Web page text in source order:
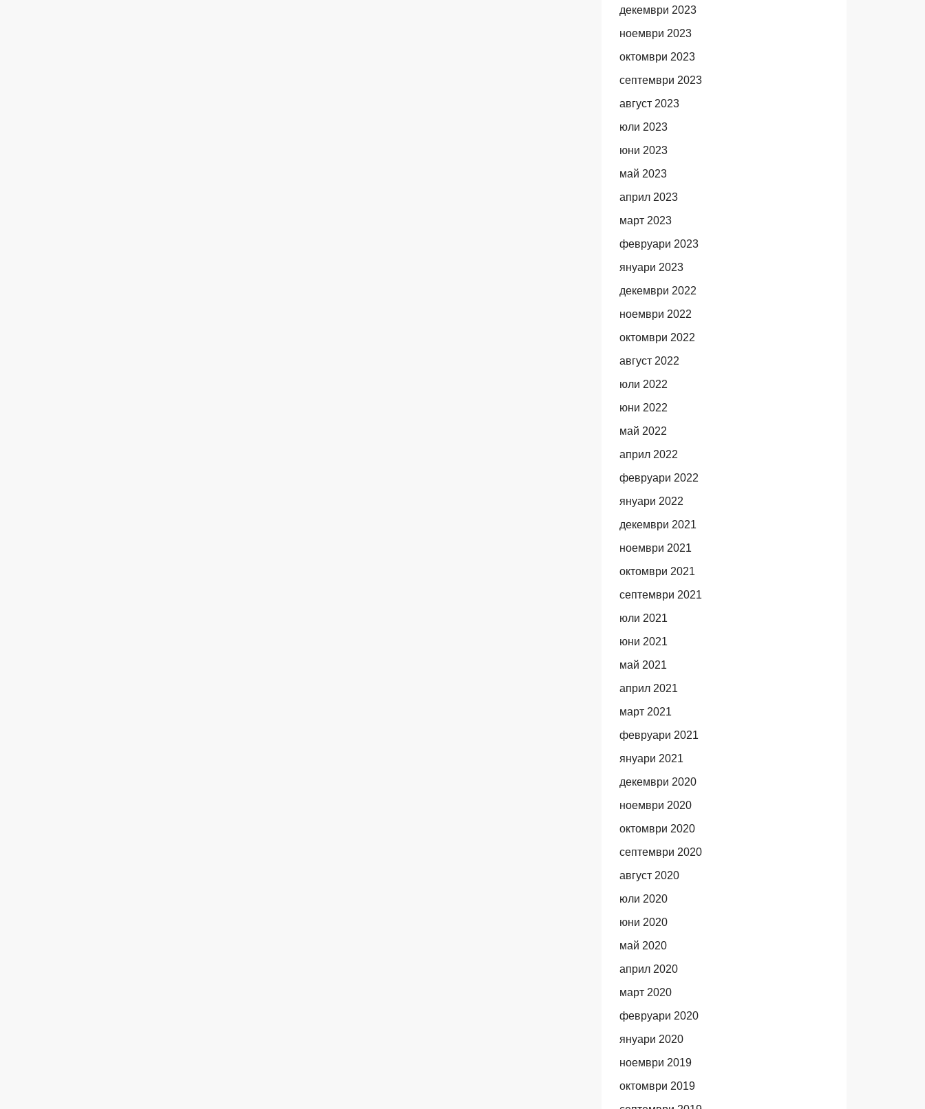
декември 2023
ноември 2023
октомври 2023
септември 2023
август 2023
юли 2023
юни 2023
май 2023
април 2023
март 2023
февруари 2023
януари 2023
декември 2022
ноември 2022
октомври 2022
август 2022
юли 2022
юни 2022
май 2022
април 2022
февруари 2022
януари 2022
декември 2021
ноември 2021
октомври 2021
септември 2021
юли 2021
юни 2021
май 2021
април 2021
март 2021
февруари 2021
януари 2021
декември 2020
ноември 2020
октомври 2020
септември 2020
август 2020
юли 2020
юни 2020
май 2020
април 2020
март 2020
февруари 2020
януари 2020
ноември 2019
октомври 2019